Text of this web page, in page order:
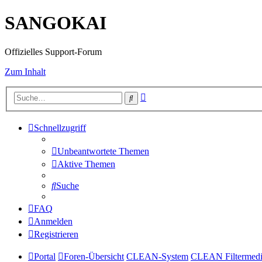
SANGOKAI
Offizielles Support-Forum
Zum Inhalt
Suche
Schnellzugriff
Unbeantwortete Themen
Aktive Themen
Suche
FAQ
Anmelden
Registrieren
Portal Foren-Übersicht CLEAN-System CLEAN